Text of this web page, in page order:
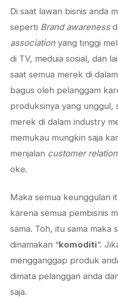
Di saat lawan bisnis anda
seperti Brand awareness
association yang tinggi
di TV, meduia sosial, dan
saat semua merek di
bagus oleh pelanggam
produksinya yang unggul,
merek di dalam industry
memukau mungkin saja
menjalan customer
oke.
Maka semua keunggulan
karena semua pembisnis
sama. Toh, itu sama maka
dinamakan “komoditi”.
mengganggap produk
dimata pelanggan anda
saja.